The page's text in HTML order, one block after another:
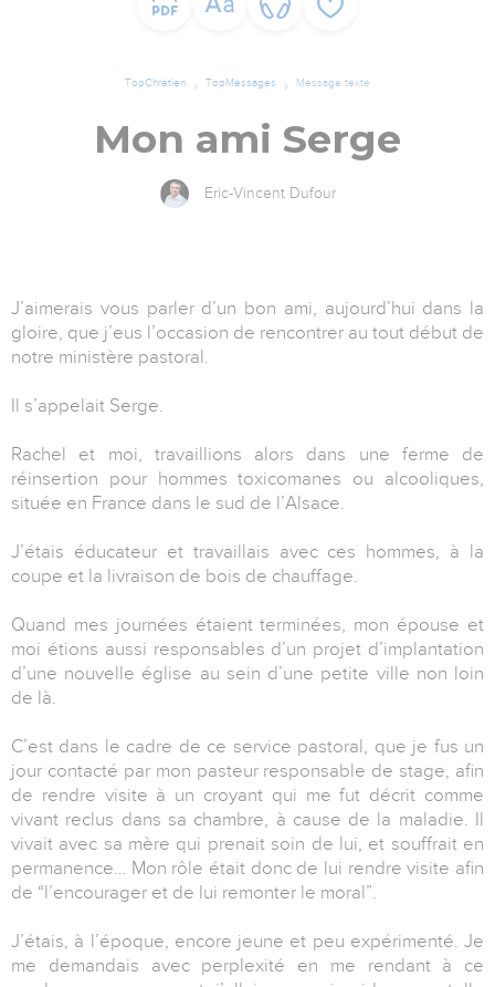
TopChrétien TopMessages Message texte
Mon ami Serge
Eric-Vincent Dufour
J’aimerais vous parler d’un bon ami, aujourd’hui dans la
gloire, que j’eus l’occasion de rencontrer au tout début de
notre ministère pastoral.
Il s’appelait Serge.
Rachel et moi, travaillions alors dans une ferme de
réinsertion pour hommes toxicomanes ou alcooliques,
située en France dans le sud de l’Alsace.
J’étais éducateur et travaillais avec ces hommes, à la
coupe et la livraison de bois de chauffage.
Quand mes journées étaient terminées, mon épouse et
moi étions aussi responsables d’un projet d’implantation
d’une nouvelle église au sein d’une petite ville non loin
de là.
C’est dans le cadre de ce service pastoral, que je fus un
jour contacté par mon pasteur responsable de stage, afin
de rendre visite à un croyant qui me fut décrit comme
vivant reclus dans sa chambre, à cause de la maladie. Il
vivait avec sa mère qui prenait soin de lui, et souffrait en
permanence… Mon rôle était donc de lui rendre visite afin
de “l’encourager et de lui remonter le moral”.
J’étais, à l’époque, encore jeune et peu expérimenté. Je
me demandais avec perplexité en me rendant à ce